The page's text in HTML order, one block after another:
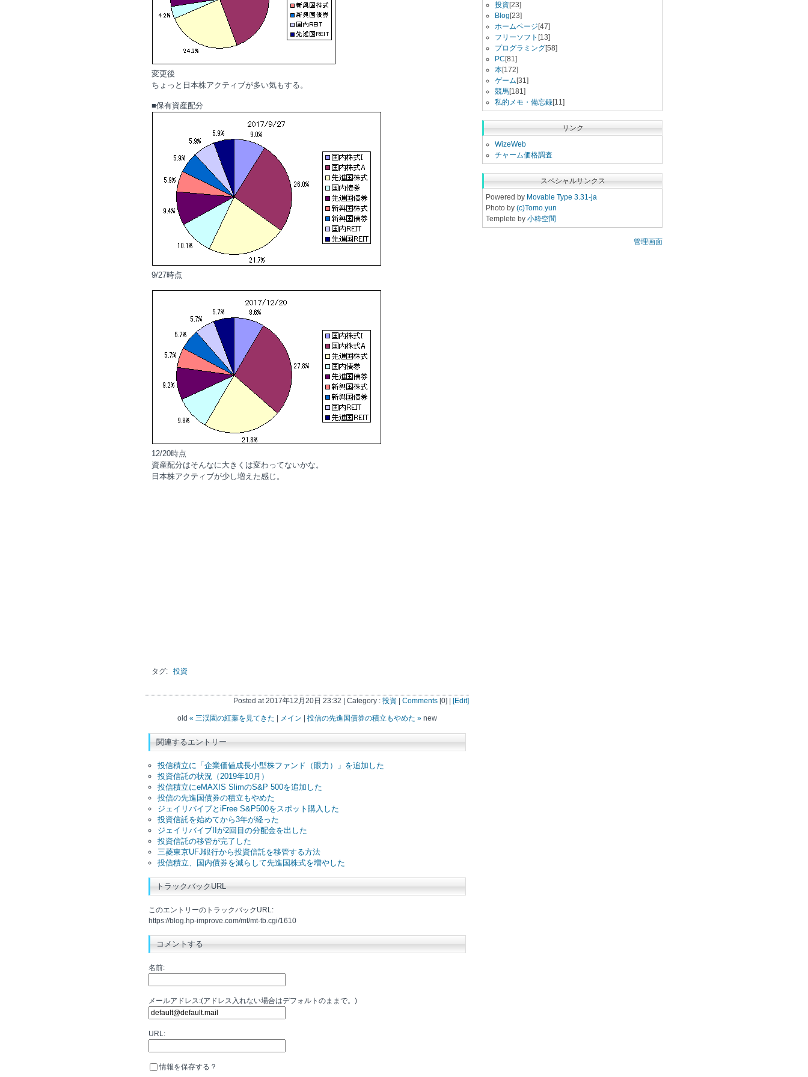
変更後
ちょっと日本株アクティブが多い気もする。
■保有資産配分
9/27時点
12/20時点
資産配分はそんなに大きくは変わってないかな。
日本株アクティブが少し増えた感じ。
タグ: 投資
Posted at 2017年12月20日 23:32 | Category : 投資 Comments [0] | [Edit]
old « 三渓園の紅葉を見てきた メイン 投信の先進国債券の積立もやめた » new
関連するエントリー
投信積立に「企業価値成長小型株ファンド（眼力）」を追加した
投資信託の状況（2019年10月）
投信積立にeMAXIS SlimのS&P 500を追加した
投信の先進国債券の積立もやめた
ジェイリバイブとiFree S&P500をスポット購入した
投資信託を始めてから3年が経った
ジェイリバイブIIが2回目の分配金を出した
投資信託の移管が完了した
三菱東京UFJ銀行から投資信託を移管する方法
投信積立、国内債券を減らして先進国株式を増やした
トラックバックURL
このエントリーのトラックバックURL:
https://blog.hp-improve.com/mt/mt-tb.cgi/1610
コメントする
名前:
メールアドレス:(アドレス入れない場合はデフォルトのままで。)
URL:
情報を保存する？
投資[23]
Blog [23]
ホームページ [47]
フリーソフト [13]
プログラミング[58]
PC [81]
本[172]
ゲーム [31]
競馬[181]
私的メモ・備忘録[11]
リンク
WizeWeb
チャーム価格調査
スペシャルサンクス
Powered by Movable Type 3.31-ja
Photo by (c)Tomo.yun
Templete by 小粋空間
管理画面